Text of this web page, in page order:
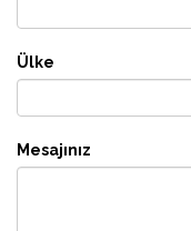
Ülke
Mesajınız